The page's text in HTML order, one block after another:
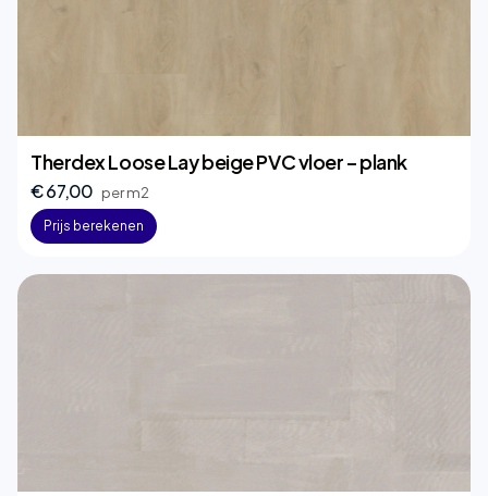
Therdex Loose Lay beige PVC vloer – plank
€ 67,00 per m2
Prijs berekenen